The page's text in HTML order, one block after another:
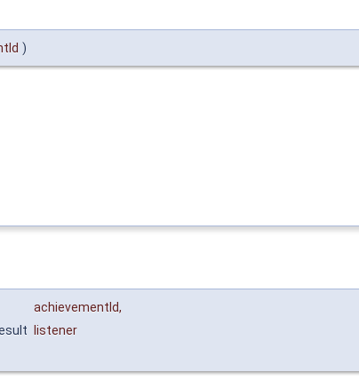
)
achievementId,
listener